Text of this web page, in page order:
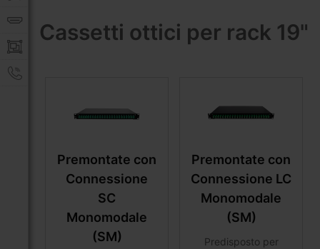
Cassetti ottici per rack 19"
Premontate con
Connessione
SC
Monomodale
(SM)
Premontate con
Connessione LC
Monomodale
(SM)
Predisposto per